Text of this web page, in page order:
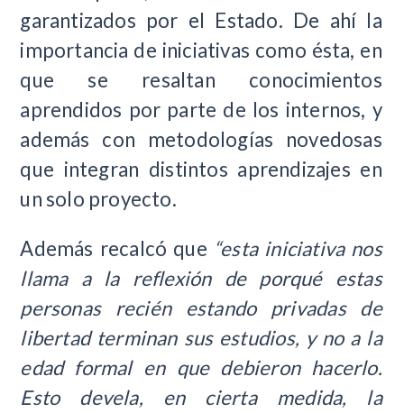
garantizados por el Estado. De ahí la
importancia de iniciativas como ésta, en
que se resaltan conocimientos
aprendidos por parte de los internos, y
además con metodologías novedosas
que integran distintos aprendizajes en
un solo proyecto.
Además recalcó que “esta iniciativa nos
llama a la reflexión de porqué estas
personas recién estando privadas de
libertad terminan sus estudios, y no a la
edad formal en que debieron hacerlo.
Esto devela, en cierta medida, la